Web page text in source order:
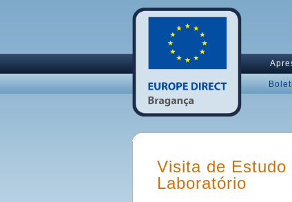
Visita de
Laboratório